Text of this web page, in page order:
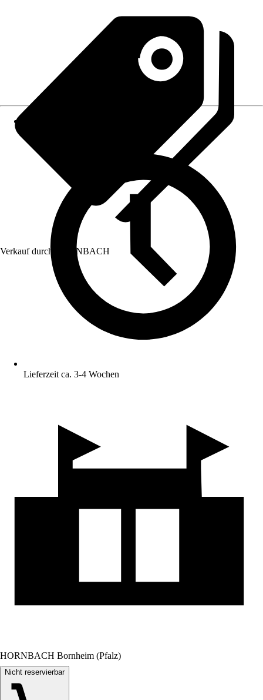
Verkauf durch: HORNBACH
Lieferzeit ca. 3-4 Wochen
HORNBACH Bornheim (Pfalz)
Nicht reservierbar